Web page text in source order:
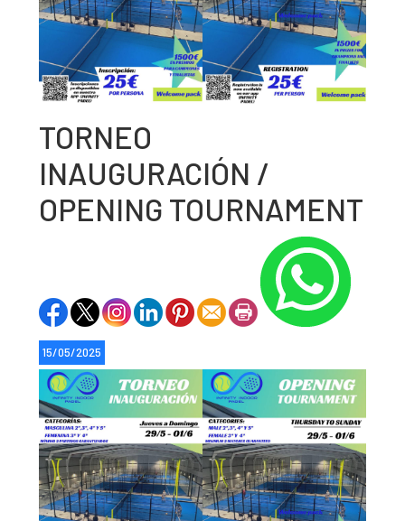
TORNEO
INAUGURACIÓN /
OPENING TOURNAMENT
15/05/2025